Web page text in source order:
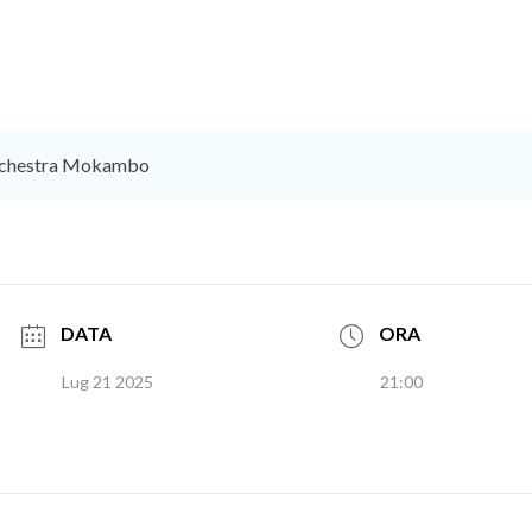
Mokambo
DATA
Lug 21 2025
ORA
21:00